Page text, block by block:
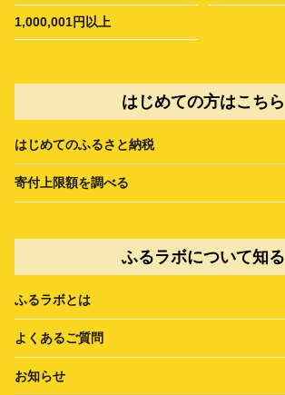
1,000,001円以上
はじめての方はこちら
はじめてのふるさと納税
寄付上限額を調べる
ふるラボについて知る
ふるラボとは
よくあるご質問
お知らせ